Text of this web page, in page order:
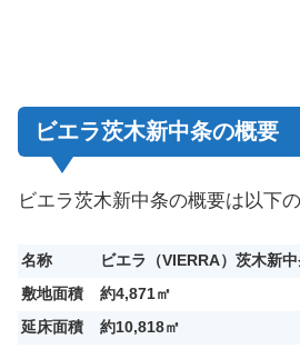
ビエラ茨木新中条の概要
ビエラ茨木新中条の概要は以下の
名称
ビエラ（VIERRA）茨木新
敷地面積
約4,871㎡
延床面積
約10,818㎡